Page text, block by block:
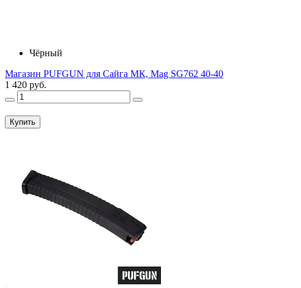
Чёрный
Магазин PUFGUN для Сайга МК, Mag SG762 40-40
1 420 руб.
Купить